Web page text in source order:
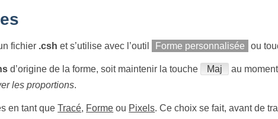
fichier .csh et s’utilise avec l’outil Forme personnalisée ou
d’origine de la forme, soit maintenir la touche Maj
au
les proportions.
en tant queTracé, Forme ou Pixels. Ce choix se fait, avant de